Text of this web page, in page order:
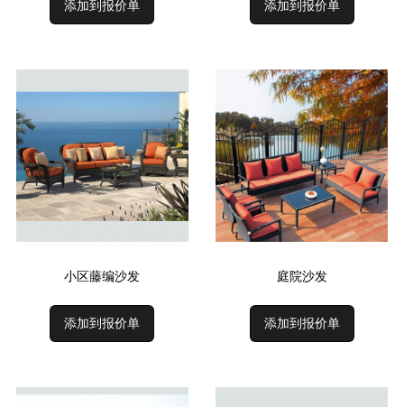
添加到报价单 添加到报价单
小区藤编沙发
添加到报价单
庭院沙发
添加到报价单